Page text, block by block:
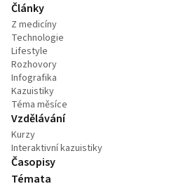
Články
Z medicíny
Technologie
Lifestyle
Rozhovory
Infografika
Kazuistiky
Téma měsíce
Vzdělávání
Kurzy
Interaktivní kazuistiky
Časopisy
Témata